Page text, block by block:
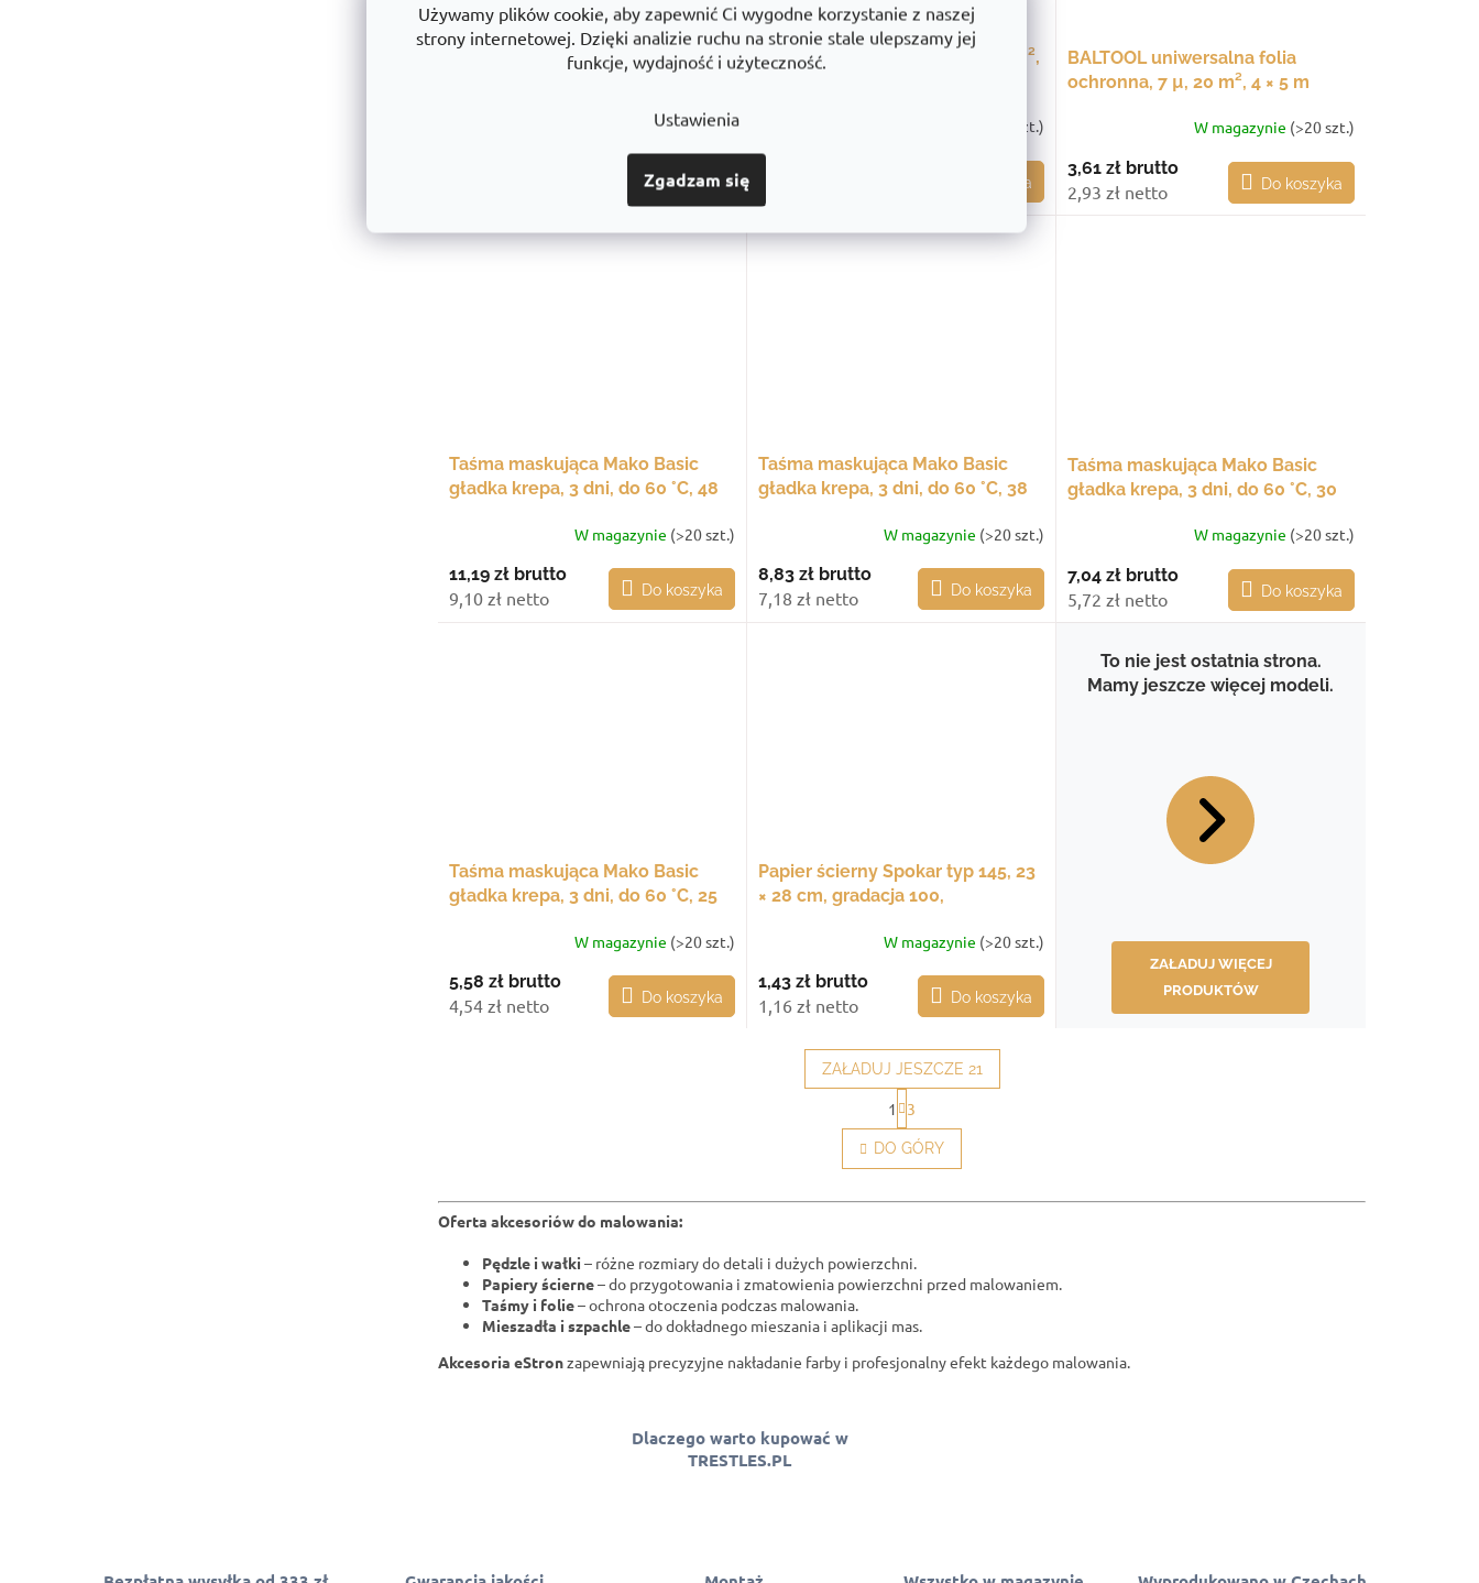
Używamy plików cookie, aby zapewnić Ci wygodne korzystanie z naszej
strony internetowej. Dzięki analizie ruchu na stronie stale ulepszamy jej
funkcje, wydajność i użyteczność.
Ustawienia
Zgadzam się
Folia Spokar CQ z taśmą
W magazynie(>20 szt.)
Do koszyka
Folia malarska Spokar, 5 µ, 20 m²,
(17 szt.)
Do koszyka
BALTOOL uniwersalna folia
ochronna, 7 µ, 20 m², 4 × 5 m
W magazynie (>20 szt.)
3,61 zł brutto
2,93 zł netto Do koszyka
Taśma maskująca Mako Basic
gładka krepa, 3 dni, do 60 °C, 48
W magazynie (>20 szt.)
11,19 zł brutto
9,10 zł netto Do koszyka
Taśma maskująca Mako Basic
gładka krepa, 3 dni, do 60 °C, 38
W magazynie (>20 szt.)
8,83 zł brutto
7,18 zł netto Do koszyka
Taśma maskująca Mako Basic
gładka krepa, 3 dni, do 60 °C, 30
W magazynie (>20 szt.)
7,04 zł brutto
5,72 zł netto Do koszyka
Taśma maskująca Mako Basic
gładka krepa, 3 dni, do 60 °C, 25
W magazynie (>20 szt.)
5,58 zł brutto
4,54 zł netto Do koszyka
Papier ścierny Spokar typ 145, 23
× 28 cm, gradacja 100,
W magazynie (>20 szt.)
1,43 zł brutto
1,16 zł netto Do koszyka
To nie jest ostatnia strona.
Mamy jeszcze więcej modeli.
ZAŁADUJ WIĘCEJ
PRODUKTÓW
K
o
n
r
k
i
i
t
ZAŁADUJ JESZCZE 21
a
g
i
n
1 3
DO GÓRY
Oferta akcesoriów do malowania:
Pędzle i wałki – różne rozmiary do detali i dużych powierzchni.
Papiery ścierne– do przygotowania i zmatowienia powierzchni przed malowaniem.
Taśmy i folie– ochrona otoczenia podczas malowania.
Mieszadła i szpachle– do dokładnego mieszania i aplikacji mas.
Akcesoria eStronzapewniają precyzyjne nakładanie farby i profesjonalny efekt każdego malowania.
Dlaczego warto kupować w
TRESTLES.PL